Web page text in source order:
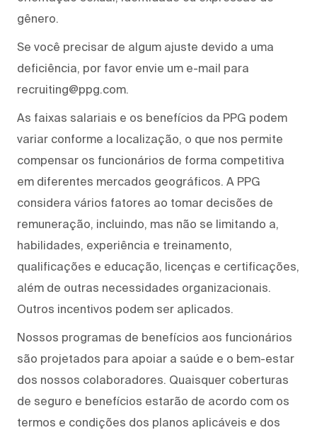
gênero.
Se você precisar de algum ajuste devido a uma
deficiência, por favor envie um e-mail para
recruiting@ppg.com.
As faixas salariais e os benefícios da PPG podem
variar conforme a localização, o que nos permite
compensar os funcionários de forma competitiva
em diferentes mercados geográficos. A PPG
considera vários fatores ao tomar decisões de
remuneração, incluindo, mas não se limitando a,
habilidades, experiência e treinamento,
qualificações e educação, licenças e certificações,
além de outras necessidades organizacionais.
Outros incentivos podem ser aplicados.
Nossos programas de benefícios aos funcionários
são projetados para apoiar a saúde e o bem-estar
dos nossos colaboradores. Quaisquer coberturas
de seguro e benefícios estarão de acordo com os
termos e condições dos planos aplicáveis e dos